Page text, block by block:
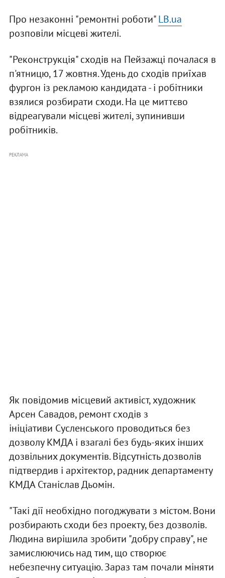
Про незаконні "ремонтні роботи"LB.ua
розповіли місцеві жителі.
"Реконструкція" сходів на Пейзажці почалася в
п'ятницю, 17 жовтня. Удень до сходів приїхав
фургон із рекламою кандидата - і робітники
взялися розбирати сходи. На це миттєво
відреагували місцеві жителі, зупинивши
робітників.
РЕКЛАМА
Як повідомив місцевий активіст, художник
Арсен Савадов, ремонт сходів з
ініціативи Сусленського проводиться без
дозволу КМДА і взагалі без будь-яких інших
дозвільних документів. Відсутність дозволів
підтвердив і архітектор, радник департаменту
КМДА Станіслав Дьомін.
"Такі дії необхідно погоджувати з містом. Вони
розбирають сходи без проекту, без дозволів.
Людина вирішила зробити "добру справу", не
замислюючись над тим, що створює
небезпечну ситуацію. Зараз там почали міняти